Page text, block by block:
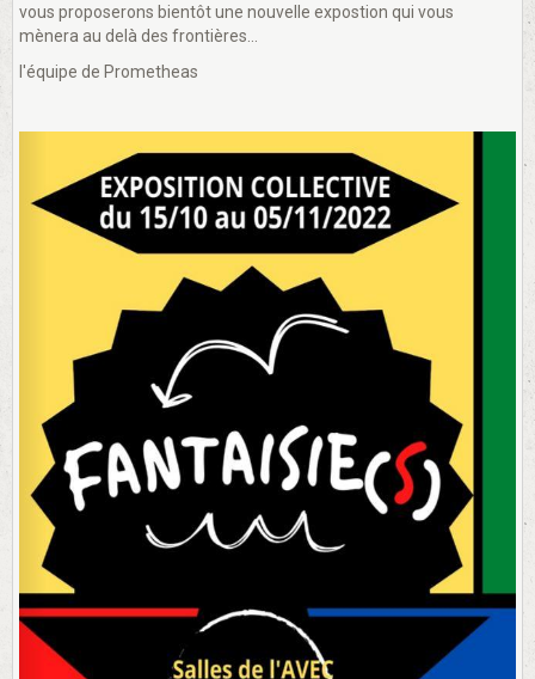
vous proposerons bientôt une nouvelle expostion qui vous
mènera au delà des frontières...
l'équipe de Prometheas